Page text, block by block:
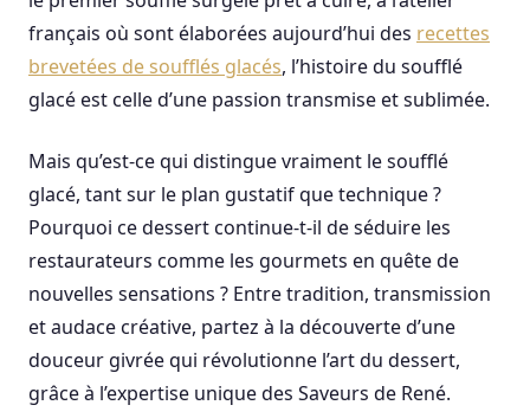
français où sont élaborées aujourd’hui des recettes
brevetées de soufflés glacés, l’histoire du soufflé
glacé est celle d’une passion transmise et sublimée.
Mais qu’est-ce qui distingue vraiment le soufflé
glacé, tant sur le plan gustatif que technique ?
Pourquoi ce dessert continue-t-il de séduire les
restaurateurs comme les gourmets en quête de
nouvelles sensations ? Entre tradition, transmission
et audace créative, partez à la découverte d’une
douceur givrée qui révolutionne l’art du dessert,
grâce à l’expertise unique des Saveurs de René.